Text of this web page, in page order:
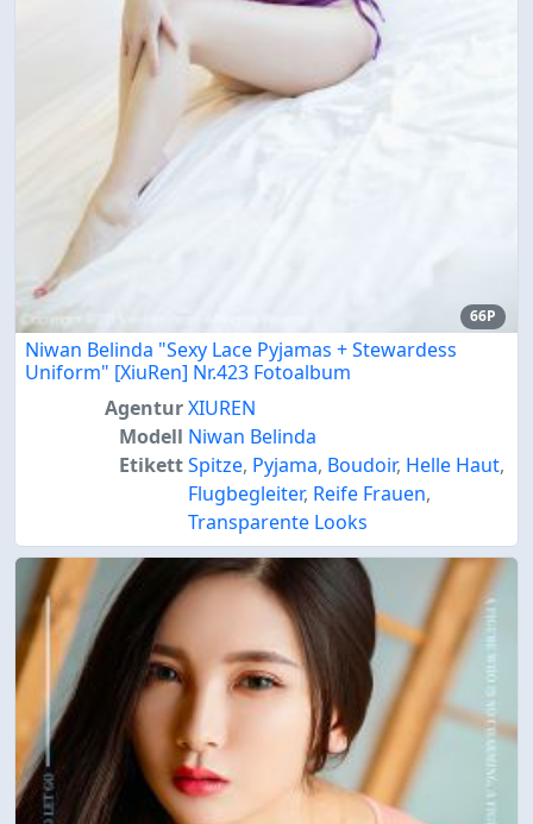
66P
Niwan Belinda "Sexy Lace Pyjamas + Stewardess
Uniform" [XiuRen] Nr.423 Fotoalbum
AgenturXIUREN
Modell Niwan Belinda
EtikettSpitze, Pyjama, Boudoir, Helle Haut,
Flugbegleiter, Reife Frauen,
Transparente Looks